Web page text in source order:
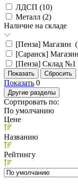
ЛДСП (10)
Металл (2)
Наличие на складе
[Пенза] Магазин (
[Саранск]
[Пенза] Склад №1
Показать 0
Другие разделы
Сортировать по:
По умолчанию
Цене
Названию
Рейтингу